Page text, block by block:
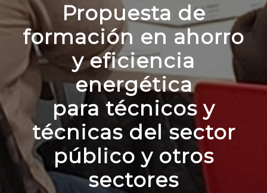
Propuesta de
formación en ahorro
y eficiencia
energética
para técnicos y
técnicas del sector
público y otros
sectores